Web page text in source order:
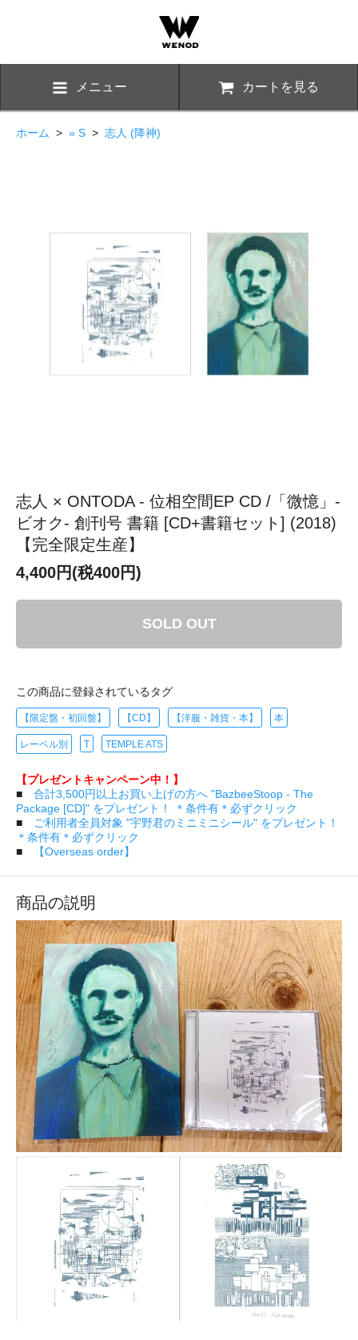
メニュー カートを見る
ホーム > » S > 志人 (降神)
志人 × ONTODA - 位相空間EP CD /「微憶」-
ビオク- 創刊号 書籍 [CD+書籍セット] (2018)
【完全限定生産】
4,400円(税400円)
SOLD OUT
この商品に登録されているタグ
【限定盤・初回盤】 【CD】 【洋服・雑貨・本】 本
レーベル別 T TEMPLE ATS
【プレゼントキャンペーン中！】
■ 合計3,500円以上お買い上げの方へ "BazbeeStoop - The
Package [CD]" をプレゼント！ ＊条件有＊必ずクリック
■
ご利用者全員対象 "宇野君のミニミニシール" をプレゼント！
＊条件有＊必ずクリック
■
【Overseas order】
商品の説明